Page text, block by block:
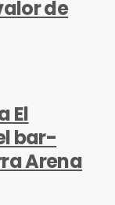
de
El
bar-
Arena